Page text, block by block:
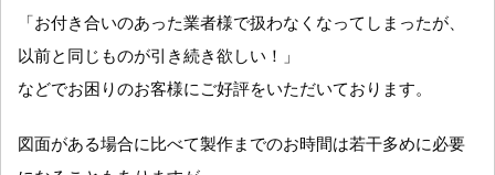
「お付き合いのあった業者様で扱わなくなってしまったが、
以前と同じものが引き続き欲しい！」
などでお困りのお客様にご好評をいただいております。
図面がある場合に比べて製作までのお時間は若干多めに必要